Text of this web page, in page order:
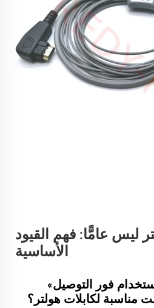
ليس عامًّا: فهم القيود
الأساسية
فور التوصيل»